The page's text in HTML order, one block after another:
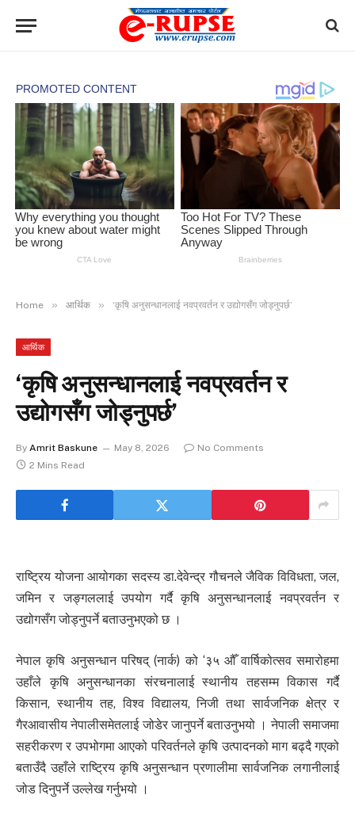
Home » आर्थिक » ‘कृषि अनुसन्धानलाई नवप्रवर्तन र उद्योगसँग जोड्नुपर्छ’
आर्थिक
‘कृषि अनुसन्धानलाई नवप्रवर्तन र
उद्योगसँग जोड्नुपर्छ’
By Amrit Baskune May 8, 2026
No Comments
2 Mins Read
राष्ट्रिय योजना आयोगका सदस्य डा.देवेन्द्र गौचनले जैविक विविधता, जल,
जमिन र जङ्गललाई उपयोग गर्दै कृषि अनुसन्धानलाई नवप्रवर्तन र
उद्योगसँग जोड्नुपर्ने बताउनुभएको छ ।
नेपाल कृषि अनुसन्धान परिषद् (नार्क) को ‘३५ औँ वार्षिकोत्सव समारोहमा
उहाँले कृषि अनुसन्धानका संरचनालाई स्थानीय तहसम्म विकास गर्दै
किसान, स्थानीय तह, विश्व विद्यालय, निजी तथा सार्वजनिक क्षेत्र र
गैरआवासीय नेपालीसमेतलाई जोडेर जानुपर्ने बताउनुभयो । नेपाली समाजमा
सहरीकरण र उपभोगमा आएको परिवर्तनले कृषि उत्पादनको माग बढ्दै गएको
बताउँदै उहाँले राष्ट्रिय कृषि अनुसन्धान प्रणालीमा सार्वजनिक लगानीलाई
जोड दिनुपर्ने उल्लेख गर्नुभयो ।